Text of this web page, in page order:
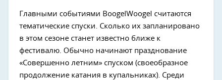
Главными событиями BoogelWoogel считаются
тематические спуски. Сколько их запланировано
в этом сезоне станет известно ближе к
фестивалю. Обычно начинают празднование
«Совершенно летним» спуском (своеобразное
продолжение катания в купальниках). Среди